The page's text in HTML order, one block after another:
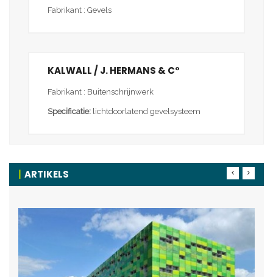
Fabrikant : Gevels
KALWALL / J. HERMANS & C°
Fabrikant : Buitenschrijnwerk
Specificatie: lichtdoorlatend gevelsysteem
ARTIKELS